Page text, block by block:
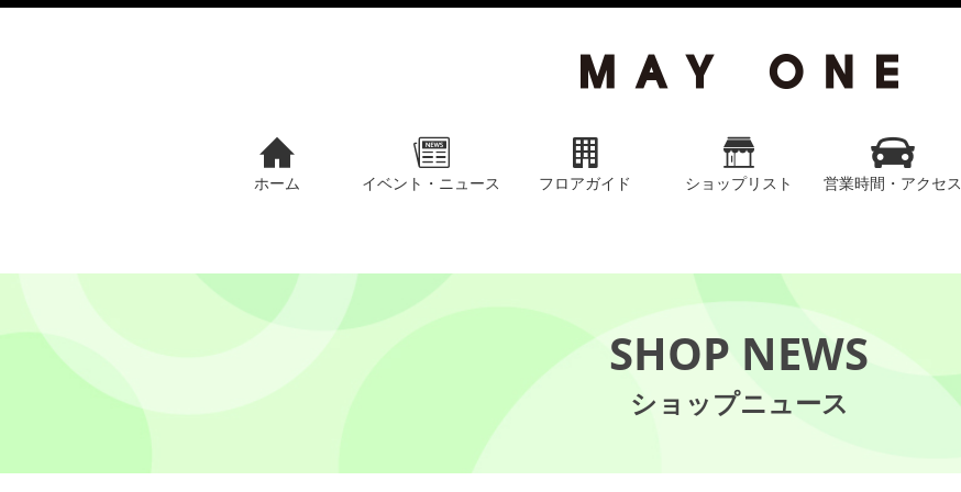
ホーム イベント・ニュース フロアガイド ショップリスト 営業時間・アクセス
SHOP NEWS